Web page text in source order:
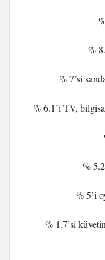
%
% 7’si
% 6.1’i TV,
%
% 5’i
% 1.7’si